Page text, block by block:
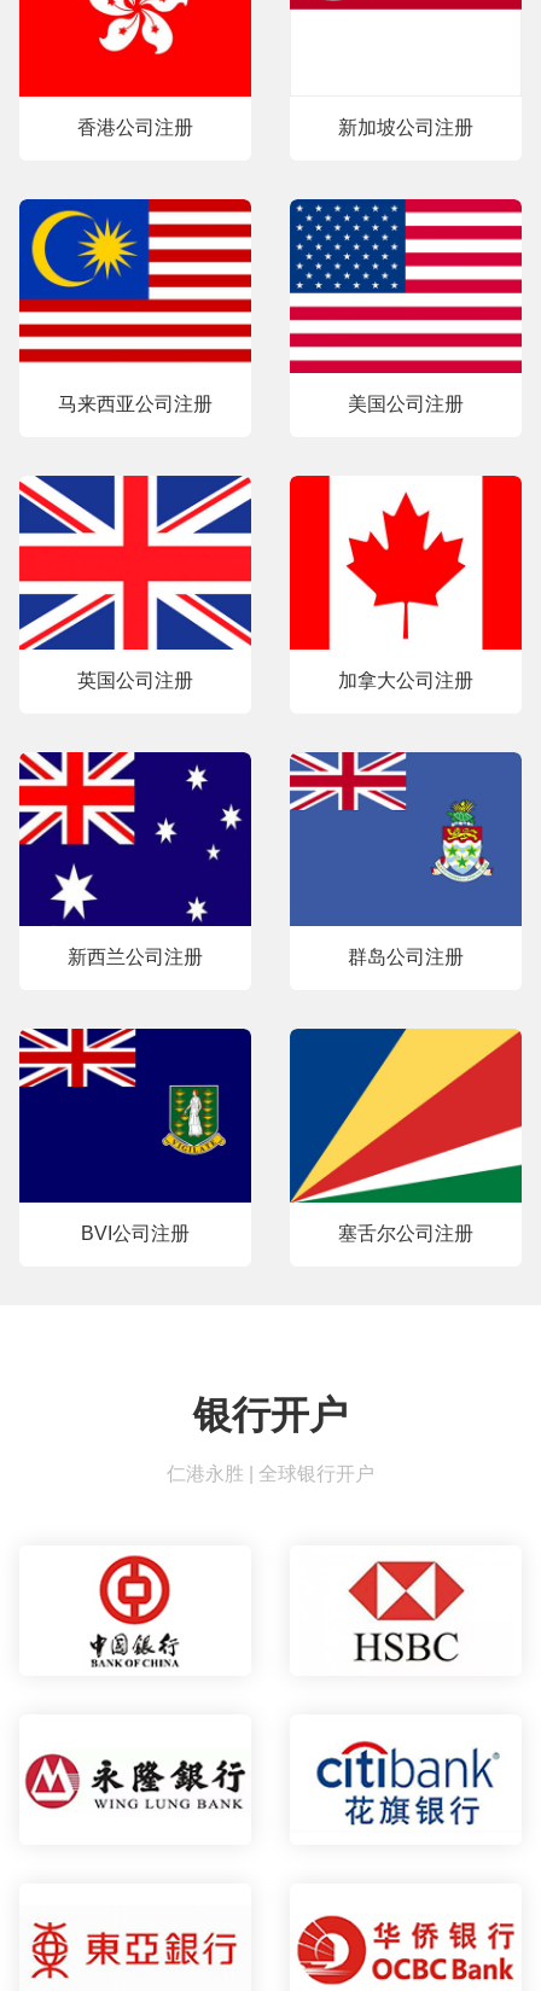
香港公司注册 新加坡公司注册
马来西亚公司注册 美国公司注册
英国公司注册 加拿大公司注册
新西兰公司注册 群岛公司注册
BVI公司注册 塞舌尔公司注册
银行开户
仁港永胜 | 全球银行开户